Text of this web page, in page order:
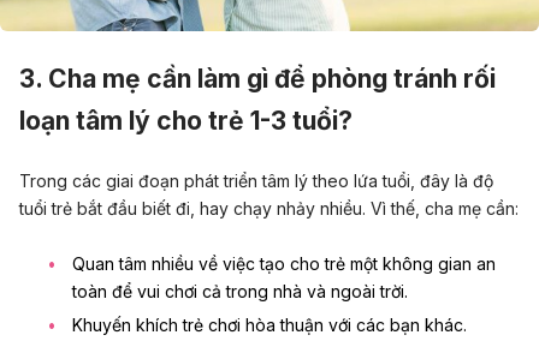
3. Cha mẹ cần làm gì để phòng tránh rối
loạn tâm lý cho trẻ 1-3 tuổi?
Trong các giai đoạn phát triển tâm lý theo lứa tuổi, đây là độ
tuổi trẻ bắt đầu biết đi, hay chạy nhảy nhiều. Vì thế, cha mẹ cần:
Quan tâm nhiều về việc tạo cho trẻ một không gian an
toàn để vui chơi cả trong nhà và ngoài trời.
Khuyến khích trẻ chơi hòa thuận với các bạn khác.